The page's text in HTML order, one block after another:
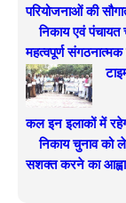
परियोजनाओं की
निकाय एवं
महत्वपूर्ण
कल इन इलाकों में
निकाय चुनाव को
सशक्त करने का